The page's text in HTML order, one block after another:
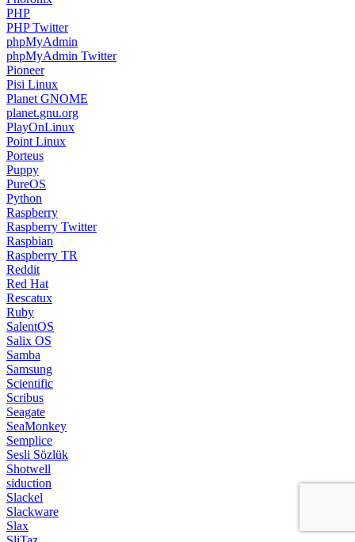
PHP
PHP Twitter
phpMyAdmin
phpMyAdmin Twitter
Pioneer
Pisi Linux
Planet GNOME
planet.gnu.org
PlayOnLinux
Point Linux
Porteus
Puppy
PureOS
Python
Raspberry
Raspberry Twitter
Raspbian
Raspberry TR
Reddit
Red Hat
Rescatux
Ruby
SalentOS
Salix OS
Samba
Samsung
Scientific
Scribus
Seagate
SeaMonkey
Semplice
Sesli Sözlük
Shotwell
siduction
Slackel
Slackware
Slax